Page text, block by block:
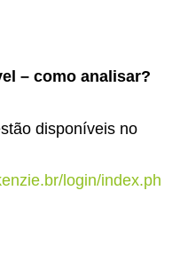
– como analisar?
disponíveis no
login/index.ph